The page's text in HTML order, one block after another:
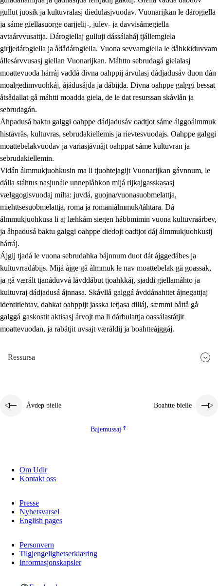
gullut juosik ja kultuvralasj diedulasjvuodav. Vuonarijkan le dárogiella
ja sáme giellasuorge oarjjelij-, julev- ja davvisámegiella
avtaárvvusattja. Dárogiellaj gulluji dássálaháj tjállemgiela
girjjedárogiella ja ådådárogiella. Vuona sevvamgiella le dåhkkiduvvam
ållesárvvusasj giellan Vuonarijkan. Máhtto sebrudagá gielalasj
moattevuoda hárráj vaddá divna oahppij árvulasj dádjadusáv duon dán
moalgedimvuohkáj, ájádusájda ja dábijda. Divna oahppe galggi bessat
åtsådallat gå máhtti moadda giela, de le dat resurssan skåvlån ja
sebrudagán.
Åhpadusá baktu galggi oahppe dádjadusáv oadtjot sáme álggoálmmuk
histåvrås, kultuvras, sebrudakiellemis ja rievtesvuodajs. Oahppe galggi
moattebelakvuodav ja variasjåvnåjt oahppat sáme kultuvran ja
sebrudakiellemin.
Vidán álmmukjuohkusin ma li tjuohtejagijt Vuonarijkan gávnnum, le
dálla stáhtus nasjunále unneplåhkon mijá rijkajgasskasasj
vælggogisvuodaj milta: juvdá, guojna/vuonasuobmelattja,
miehttsesuobmelattja, roma ja romaniálmmuk/táhtara. Dá
álmmukjuohkusa li aj læhkám siegen hábbmimin vuona kultuvraárbev,
ja åhpadusá baktu galggi oahppe diedojt oadtjot dáj álmmukjuohkusij
hárráj.
Ájgij tjadá le vuona sebrudahka bájnnum duot dát ájggedábes ja
kultuvrradábijs. Mijá ájge gå álmmuk le nav moattebelak gå goassak,
ja gå værált tjanáduvvá lávddábut tjoahkkáj, sjaddi giellamáhto ja
kultuvraj dádjadusá ájnnasa. Skåvllå galggá åvddånahttet ájnegattjaj
identitiehtav, dahkat oahppijt jasska ietjasa dilláj, sæmmi båttå gå
galggá gaskostit aktisasj árvojt ma li dárbulattja oassálastátjit
moattevuodan, ja rabátjit uvsajt væráldij ja boahtteájggáj.
Ressursa
Åvdep bielle Boahtte bielle
Bajemussaj
Om Udir
Kontakt oss
Presse
Nyhetsvarsel
English pages
Personvern
Tilgjengelighetserklæring
Informasjonskapsler